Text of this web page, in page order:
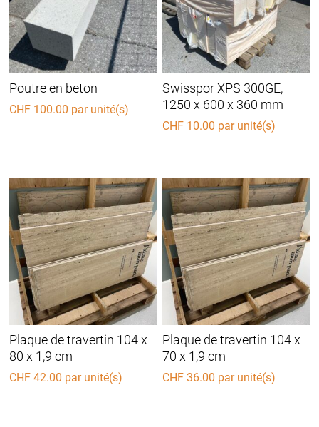
Poutre en beton
CHF 100.00 par unité(s)
Swisspor XPS 300GE,
1250 x 600 x 360 mm
CHF 10.00 par unité(s)
Plaque de travertin 104 x
80 x 1,9 cm
CHF 42.00 par unité(s)
Plaque de travertin 104 x
70 x 1,9 cm
CHF 36.00 par unité(s)